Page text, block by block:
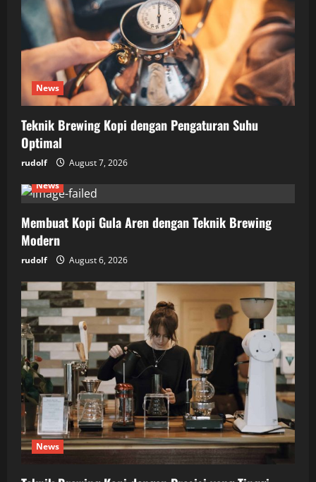
News
Teknik Brewing Kopi dengan Pengaturan Suhu
Optimal
rudolf
August 7, 2026
News
Membuat Kopi Gula Aren dengan Teknik Brewing
Modern
rudolf August 6, 2026
News